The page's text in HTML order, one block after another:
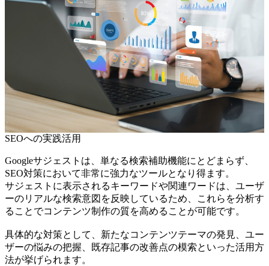
SEOへの実践活用
Googleサジェストは、単なる検索補助機能にとどまらず、
SEO対策において非常に強力なツールとなり得ます。
サジェストに表示されるキーワードや関連ワードは、ユーザ
ーのリアルな検索意図を反映しているため、これらを分析す
ることでコンテンツ制作の質を高めることが可能です。
具体的な対策として、新たなコンテンツテーマの発見、ユー
ザーの悩みの把握、既存記事の改善点の模索といった活用方
法が挙げられます。